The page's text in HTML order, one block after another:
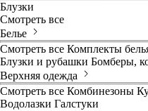
Блузки
Смотреть все
Белье
Смотреть все Комплекты
Блузки и рубашки Бомберы,
Верхняя одежда
Смотреть все Комбинезоны
Водолазки Галстуки